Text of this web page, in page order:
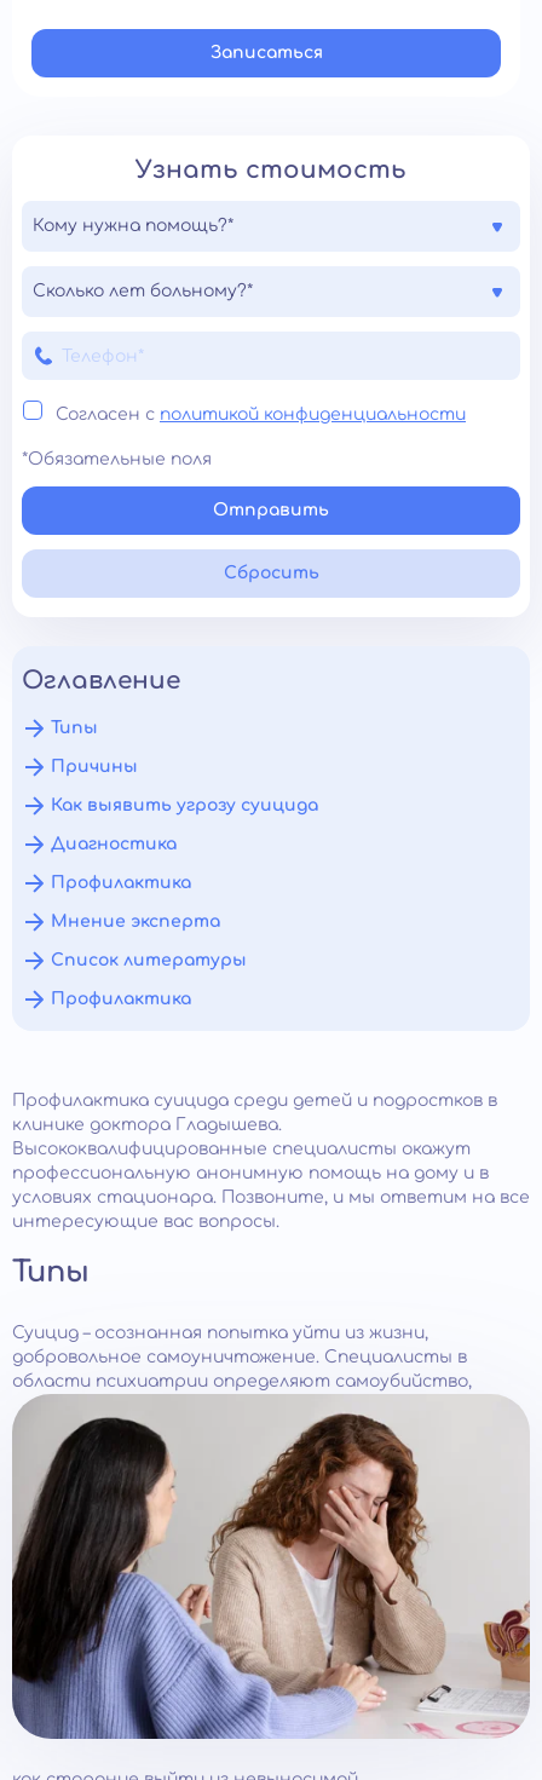
Записатьcя
Узнать стоимость
Кому нужна помощь?*
Сколько лет больному?*
Согласен с политикой конфиденциальности
*Обязательные поля
Отправить
Сбросить
Оглавление
Типы
Причины
Как выявить угрозу суицида
Диагностика
Профилактика
Мнение эксперта
Список литературы
Профилактика
Профилактика суицида среди детей и подростков в
клинике доктора Гладышева.
Высококвалифицированные специалисты окажут
профессиональную анонимную помощь на дому и в
условиях стационара. Позвоните, и мы ответим на все
интересующие вас вопросы.
Типы
Суицид – осознанная попытка уйти из жизни,
добровольное самоуничтожение. Специалисты в
области психиатрии определяют самоубийство,